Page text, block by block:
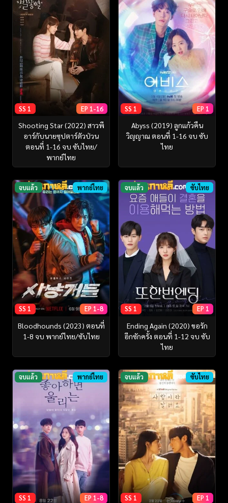
SS 1 EP 1-16
Shooting Star (2022) สาวพี
อาร์กับนายซุปตาร์ตัวป่วน
ตอนที่ 1-16 จบ ซับไทย/
พากย์ไทย
SS 1 EP 1
Abyss (2019) ลูกแก้วคืน
วิญญาณ ตอนที่ 1-16 จบ ซับ
ไทย
จบแล้ว พากย์ไทย
SS 1 EP 1-8
Bloodhounds (2023) ตอนที่
1-8 จบ พากย์ไทย/ซับไทย
จบแล้ว ซับไทย
SS 1 EP 1
Ending Again (2020) ขอรัก
อีกซักครั้ง ตอนที่ 1-12 จบ ซับ
ไทย
จบแล้ว พากย์ไทย
SS 1 EP 1-8
จบแล้ว ซับไทย
SS 1 EP 1